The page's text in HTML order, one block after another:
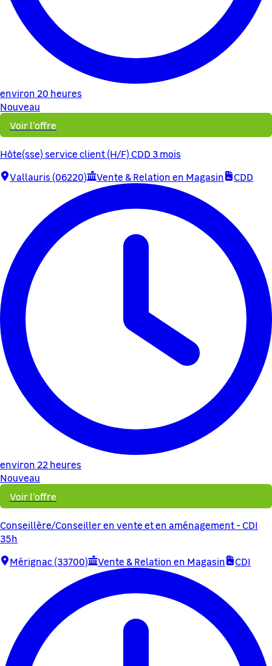
environ 20 heures
Nouveau
Voir l'offre
Hôte(sse) service client (H/F) CDD 3 mois
Vallauris (06220)
Vente & Relation en Magasin CDD
environ 22 heures
Nouveau
Voir l'offre
Conseillère/Conseiller en vente et en aménagement - CDI
35h
Mérignac (33700)
Vente & Relation en Magasin CDI